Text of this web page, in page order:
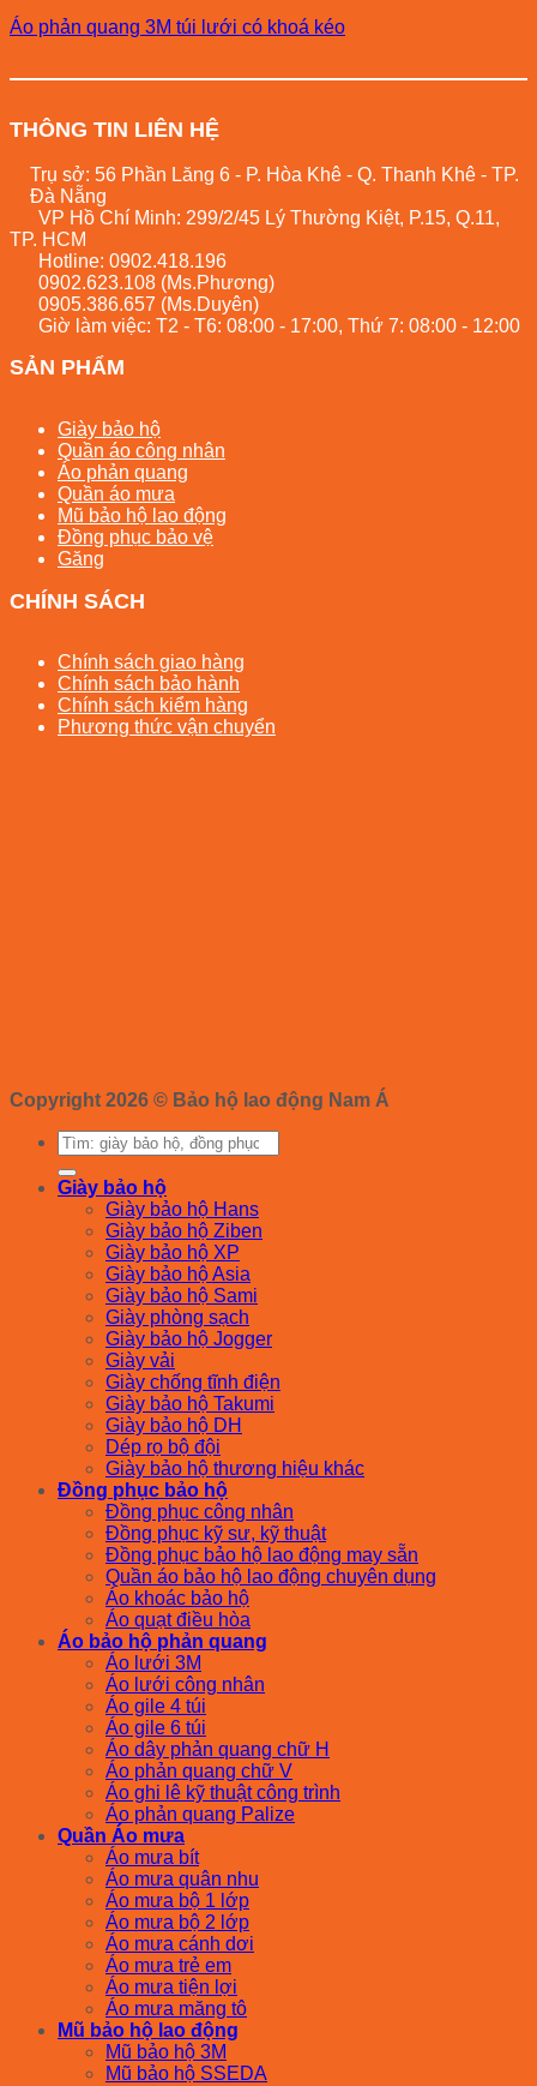
Áo phản quang 3M túi lưới có khoá kéo
THÔNG TIN LIÊN HỆ
Trụ sở: 56 Phần Lăng 6 - P. Hòa Khê - Q. Thanh Khê - TP.
Đà Nẵng
VP Hồ Chí Minh: 299/2/45 Lý Thường Kiệt, P.15, Q.11,
TP. HCM
Hotline: 0902.418.196
0902.623.108 (Ms.Phương)
0905.386.657 (Ms.Duyên)
Giờ làm việc: T2 - T6: 08:00 - 17:00, Thứ 7: 08:00 - 12:00
SẢN PHẨM
Giày bảo hộ
Quần áo công nhân
Áo phản quang
Quần áo mưa
Mũ bảo hộ lao động
Đồng phục bảo vệ
Găng
CHÍNH SÁCH
Chính sách giao hàng
Chính sách bảo hành
Chính sách kiểm hàng
Phương thức vận chuyển
Copyright 2026 © Bảo hộ lao động Nam Á
Tìm
kiếm:
Giày bảo hộ
Giày bảo hộ Hans
Giày bảo hộ Ziben
Giày bảo hộ XP
Giày bảo hộ Asia
Giày bảo hộ Sami
Giày phòng sạch
Giày bảo hộ Jogger
Giày vải
Giày chống tĩnh điện
Giày bảo hộ Takumi
Giày bảo hộ DH
Dép rọ bộ đội
Giày bảo hộ thương hiệu khác
Đồng phục bảo hộ
Đồng phục công nhân
Đồng phục kỹ sư, kỹ thuật
Đồng phục bảo hộ lao động may sẵn
Quần áo bảo hộ lao động chuyên dụng
Áo khoác bảo hộ
Áo quạt điều hòa
Áo bảo hộ phản quang
Áo lưới 3M
Áo lưới công nhân
Áo gile 4 túi
Áo gile 6 túi
Áo dây phản quang chữ H
Áo phản quang chữ V
Áo ghi lê kỹ thuật công trình
Áo phản quang Palize
Quần Áo mưa
Áo mưa bít
Áo mưa quân nhu
Áo mưa bộ 1 lớp
Áo mưa bộ 2 lớp
Áo mưa cánh dơi
Áo mưa trẻ em
Áo mưa tiện lợi
Áo mưa măng tô
Mũ bảo hộ lao động
Mũ bảo hộ 3M
Mũ bảo hộ SSEDA